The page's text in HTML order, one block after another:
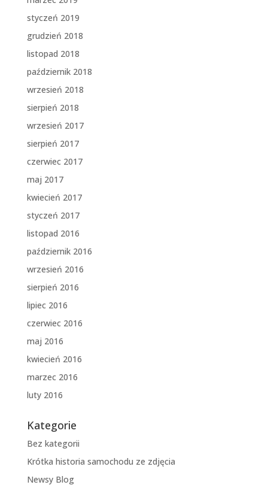
styczeń 2019
grudzień 2018
listopad 2018
październik 2018
wrzesień 2018
sierpień 2018
wrzesień 2017
sierpień 2017
czerwiec 2017
maj 2017
kwiecień 2017
styczeń 2017
listopad 2016
październik 2016
wrzesień 2016
sierpień 2016
lipiec 2016
czerwiec 2016
maj 2016
kwiecień 2016
marzec 2016
luty 2016
Kategorie
Bez kategorii
Krótka historia samochodu ze zdjęcia
Newsy Blog